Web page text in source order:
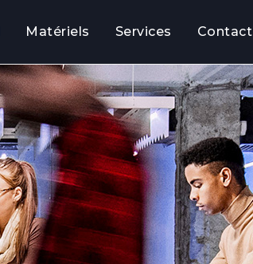
Matériels Services Contact